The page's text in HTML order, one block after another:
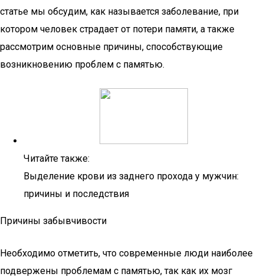
статье мы обсудим, как называется заболевание, при
котором человек страдает от потери памяти, а также
рассмотрим основные причины, способствующие
возникновению проблем с памятью.
Читайте также:
Выделение крови из заднего прохода у мужчин:
причины и последствия
Причины забывчивости
Необходимо отметить, что современные люди наиболее
подвержены проблемам с памятью, так как их мозг